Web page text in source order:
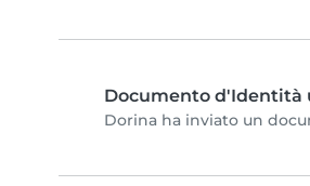
Documento d'Identità
Dorina ha inviato un